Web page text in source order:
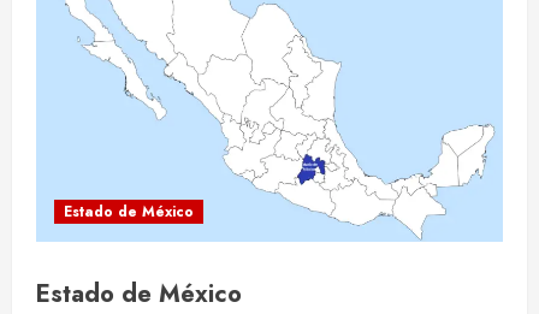
Estado de México
Estado de México